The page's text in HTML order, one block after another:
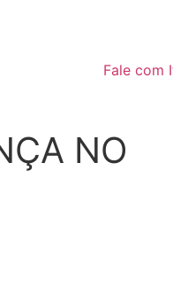
Fale com
NO